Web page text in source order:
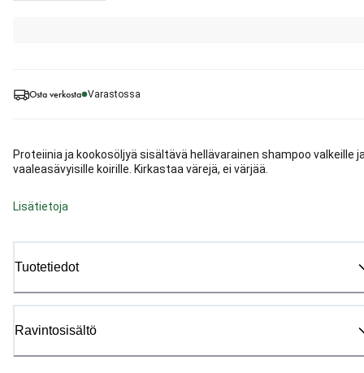
Osta verkosta Varastossa
Proteiinia ja kookosöljyä sisältävä hellävarainen shampoo valkeille
vaaleasävyisille koirille. Kirkastaa värejä, ei värjää.
Lisätietoja
Tuotetiedot
Ravintosisältö